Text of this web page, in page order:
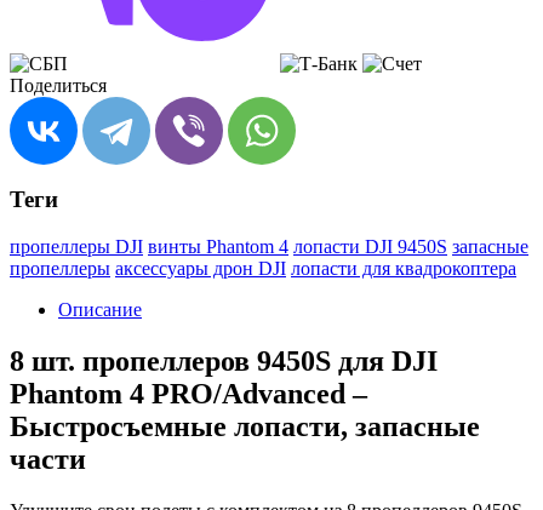
Поделиться
Теги
пропеллеры DJI винты Phantom 4 лопасти DJI 9450S запасные
пропеллеры аксессуары дрон DJI лопасти для квадрокоптера
Описание
8 шт. пропеллеров 9450S для DJI
Phantom 4 PRO/Advanced –
Быстросъемные лопасти, запасные
части